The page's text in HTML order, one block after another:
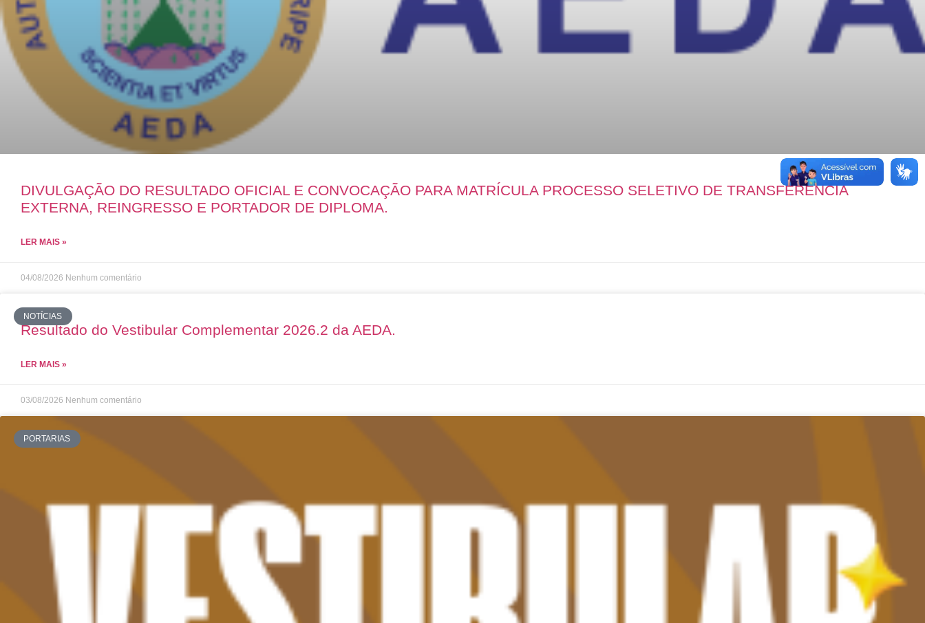
DIVULGAÇÃO DO RESULTADO OFICIAL E CONVOCAÇÃO PARA MATRÍCULA PROCESSO SELETIVO DE TRANSFERÊNCIA
EXTERNA, REINGRESSO E PORTADOR DE DIPLOMA.
LER MAIS »
04/08/2026 Nenhum comentário
NOTÍCIAS
Resultado do Vestibular Complementar 2026.2 da AEDA.
LER MAIS »
03/08/2026 Nenhum comentário
PORTARIAS